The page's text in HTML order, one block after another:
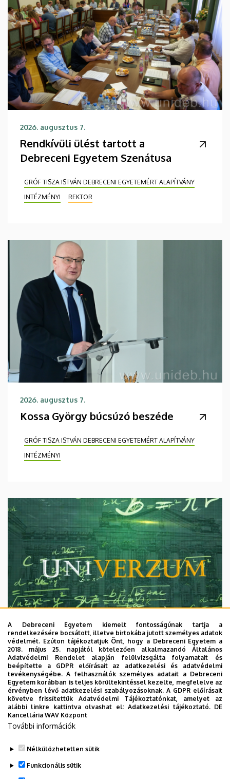
2026. augusztus 7.
Rendkívüli ülést tartott a
Debreceni Egyetem Szenátusa
GRÓF TISZA ISTVÁN DEBRECENI EGYETEMÉRT ALAPÍTVÁNY
INTÉZMÉNYI
REKTOR
2026. augusztus 7.
Kossa György búcsúzó beszéde
GRÓF TISZA ISTVÁN DEBRECENI EGYETEMÉRT ALAPÍTVÁNY
INTÉZMÉNYI
2026. augusztus 7.
Univerzum: A Debreceni Egyetem
titkos receptjei
KUTATÁS TUDOMÁNY
A Debreceni Egyetem kiemelt fontosságúnak tartja a
rendelkezésére bocsátott, illetve birtokába jutott személyes adatok
védelmét. Ezúton tájékoztatjuk Önt, hogy a Debreceni Egyetem a
2018. május 25. napjától kötelezően alkalmazandó Általános
Adatvédelmi Rendelet alapján felülvizsgálta folyamatait és
beépítette a GDPR előírásait az adatkezelési és adatvédelmi
tevékenységébe. A felhasználók személyes adatait a Debreceni
Egyetem korábban is teljes körültekintéssel kezelte, megfelelve az
érvényben lévő adatkezelési szabályozásoknak. A GDPR előírásait
követve frissítettük Adatvédelmi Tájékoztatónkat, amelyet az
alábbi linkre kattintva olvashat el:Adatkezelési tájékoztató. DE
Kancellária WAV Központ
További információk
Nélkülözhetetlen sütik
Funkcionális sütik